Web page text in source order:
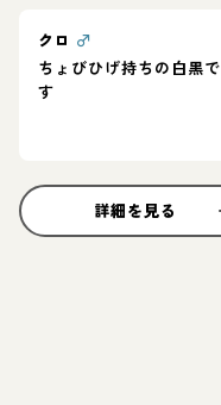
クロ ♂
ちょびひげ持ちの白黒で
す
詳細を見る